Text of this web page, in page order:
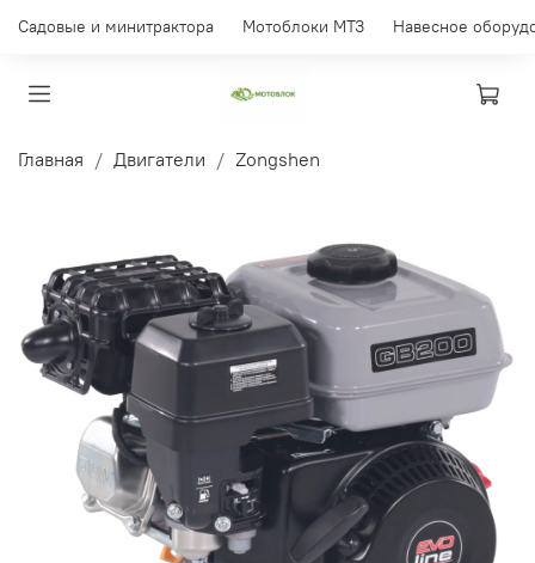
Садовые и минитрактора Мотоблоки МТЗ Навесное
Главная Двигатели Zongshen